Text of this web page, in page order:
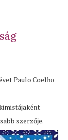
Paulo Coelho
szerzője.